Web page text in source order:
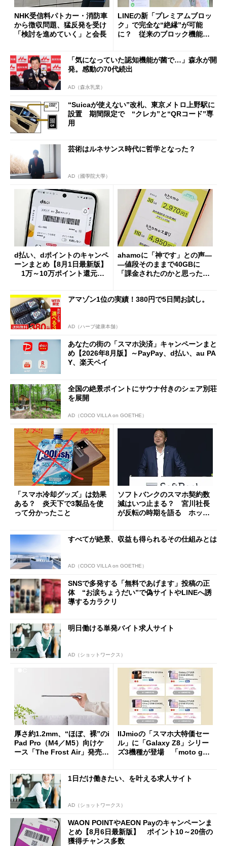
NHK受信料パトカー・消防車
から徴収問題、猛反発を受け
「検討を進めていく」と会長
LINEの新「プレミアムブロッ
ク」で完全な“絶縁”が可能
に？ 従来のブロック機能と
「気になっていた認知機能が菌で…」森永が開
発。感動の70代続出
AD（森永乳業）
“Suicaが使えない”改札、東京メトロ上野駅に
設置 期間限定で “クレカ”と“QRコード”専
用
芸術はルネサンス時代に哲学となった？
AD（國學院大學）
d払い、dポイントのキャンペ
ーンまとめ【8月1日最新版】
1万～10万ポイント還元の
ahamoに「神です」との声―
―値段そのままで40GBに
「課金されたのかと思った」
アマゾン1位の実績！380円で5日間お試し。
AD（ハーブ健康本舗）
あなたの街の「スマホ決済」キャンペーンまと
め【2026年8月版】～PayPay、d払い、au PA
Y、楽天ペイ
全国の絶景ポイントにサウナ付きのシェア別荘
を展開
AD（COCO VILLA on GOETHE）
「スマホ冷却グッズ」は効果
ある？ 炎天下で3製品を使
って分かったこと
ソフトバンクのスマホ契約数
減はいつ止まる？ 宮川社長
が反転の時期を語る ホッピ
すべてが絶景、収益も得られるその仕組みとは
AD（COCO VILLA on GOETHE）
SNSで多発する「無料であげます」投稿の正
体 “お涙ちょうだい”で偽サイトやLINEへ誘
導するカラクリ
明日働ける単発バイト求人サイト
AD（ショットワークス）
厚さ約1.2mm、“ほぼ、裸”のi
Pad Pro（M4／M5）向けケ
ース「The Frost Air」発売
IIJmioの「スマホ大特価セー
ル」に「Galaxy Z8」シリー
ズ3機種が登場 「moto g37
1日だけ働きたい、を叶える求人サイト
AD（ショットワークス）
WAON POINTやAEON Payのキャンペーンま
とめ【8月6日最新版】 ポイント10～20倍の
獲得チャンス多数